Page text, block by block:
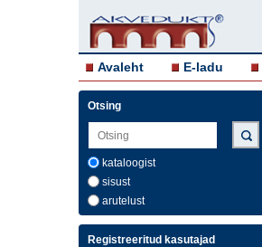
Avaleht E-ladu
Otsing
kataloogist
sisust
arutelust
Registreeritud kasutajad